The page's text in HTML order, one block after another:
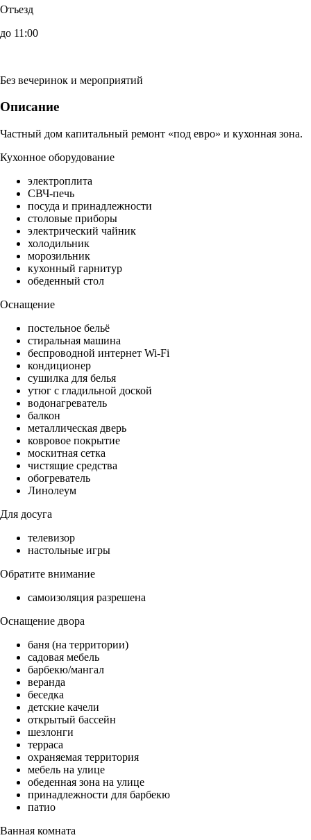
Отъезд
до 11:00
Без вечеринок и мероприятий
Описание
Частный дом капитальный ремонт «под евро» и кухонная зона.
Кухонное оборудование
электроплита
СВЧ-печь
посуда и принадлежности
столовые приборы
электрический чайник
холодильник
морозильник
кухонный гарнитур
обеденный стол
Оснащение
постельное бельё
стиральная машина
беспроводной интернет Wi-Fi
кондиционер
сушилка для белья
утюг с гладильной доской
водонагреватель
балкон
металлическая дверь
ковровое покрытие
москитная сетка
чистящие средства
обогреватель
Линолеум
Для досуга
телевизор
настольные игры
Обратите внимание
самоизоляция разрешена
Оснащение двора
баня (на территории)
садовая мебель
барбекю/мангал
веранда
беседка
детские качели
открытый бассейн
шезлонги
терраса
охраняемая территория
мебель на улице
обеденная зона на улице
принадлежности для барбекю
патио
Ванная комната